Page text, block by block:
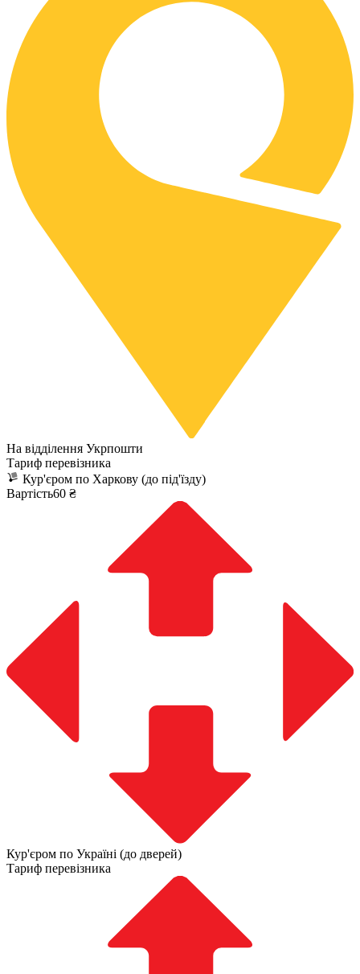
На відділення Укрпошти
Тариф перевізника
Кур'єром по Харкову (до під'їзду)
Вартість60 ₴
Кур'єром по Україні (до дверей)
Тариф перевізника